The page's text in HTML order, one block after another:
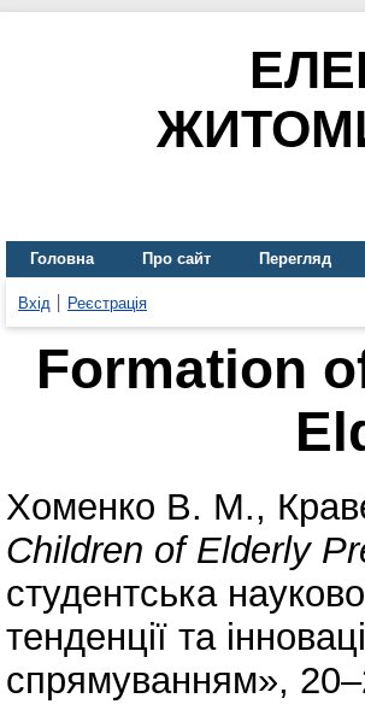
Головна Про сайт Перегляд
Вхід Реєстрація
Formation
Хоменко В. М.,
Children of Elderly
студентська
тенденції та
спрямуванням»,